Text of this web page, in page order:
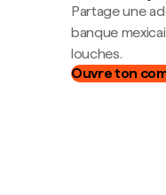
Partage une
banque
louches.
Ouvre ton